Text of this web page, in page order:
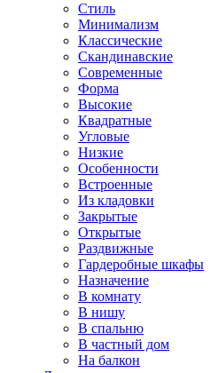
Стиль
Минимализм
Классические
Скандинавские
Современные
Форма
Высокие
Квадратные
Угловые
Низкие
Особенности
Встроенные
Из кладовки
Закрытые
Открытые
Раздвижные
Гардеробные шкафы
Назначение
В комнату
В нишу
В спальню
В частный дом
На балкон